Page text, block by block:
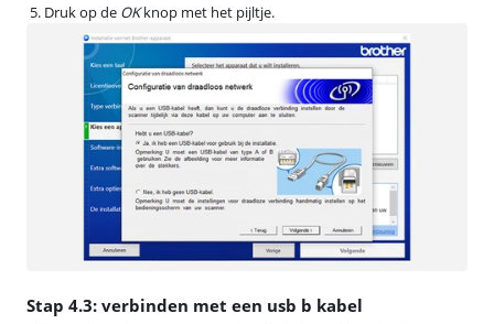
Druk op de OKknop met het pijltje.
Stap 4.3: verbinden met een usb b kabel